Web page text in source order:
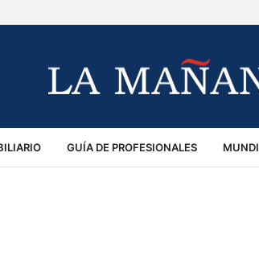
GUÍA DE PROFESIONALES